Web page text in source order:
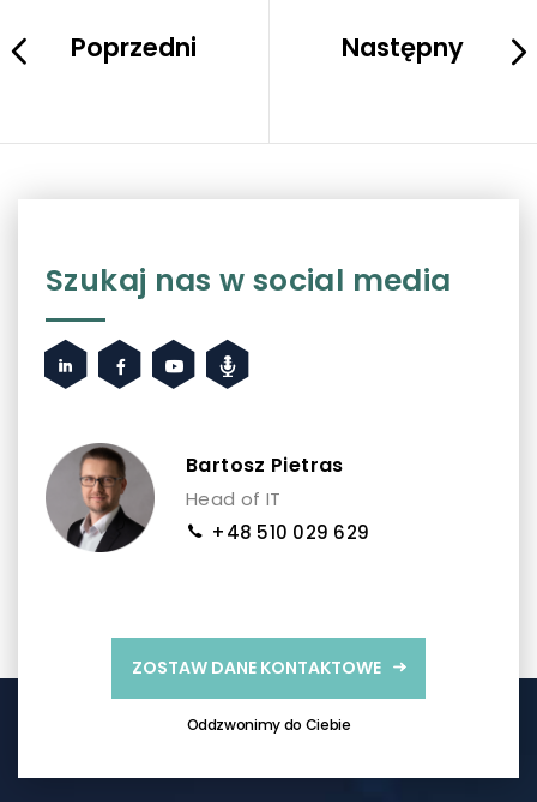
Poprzedni Następny
Szukaj nas w social media
Bartosz Pietras
Head of IT
+48 510 029 629
ZOSTAW DANE KONTAKTOWE
Oddzwonimy do Ciebie